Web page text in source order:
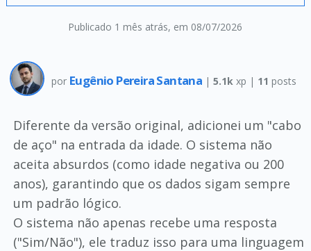
Publicado 1 mês atrás, em 08/07/2026
por Eugênio Pereira Santana | 5.1k xp | 11 posts
Diferente da versão original, adicionei um "cabo
de aço" na entrada da idade. O sistema não
aceita absurdos (como idade negativa ou 200
anos), garantindo que os dados sigam sempre
um padrão lógico.
O sistema não apenas recebe uma resposta
("Sim/Não"), ele traduz isso para uma linguagem